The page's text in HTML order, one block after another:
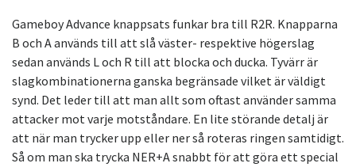
Gameboy Advance knappsats funkar bra till R2R. Knapparna
B och A används till att slå väster- respektive högerslag
sedan används L och R till att blocka och ducka. Tyvärr är
slagkombinationerna ganska begränsade vilket är väldigt
synd. Det leder till att man allt som oftast använder samma
attacker mot varje motståndare. En lite störande detalj är
att när man trycker upp eller ner så roteras ringen samtidigt.
Så om man ska trycka NER+A snabbt för att göra ett special